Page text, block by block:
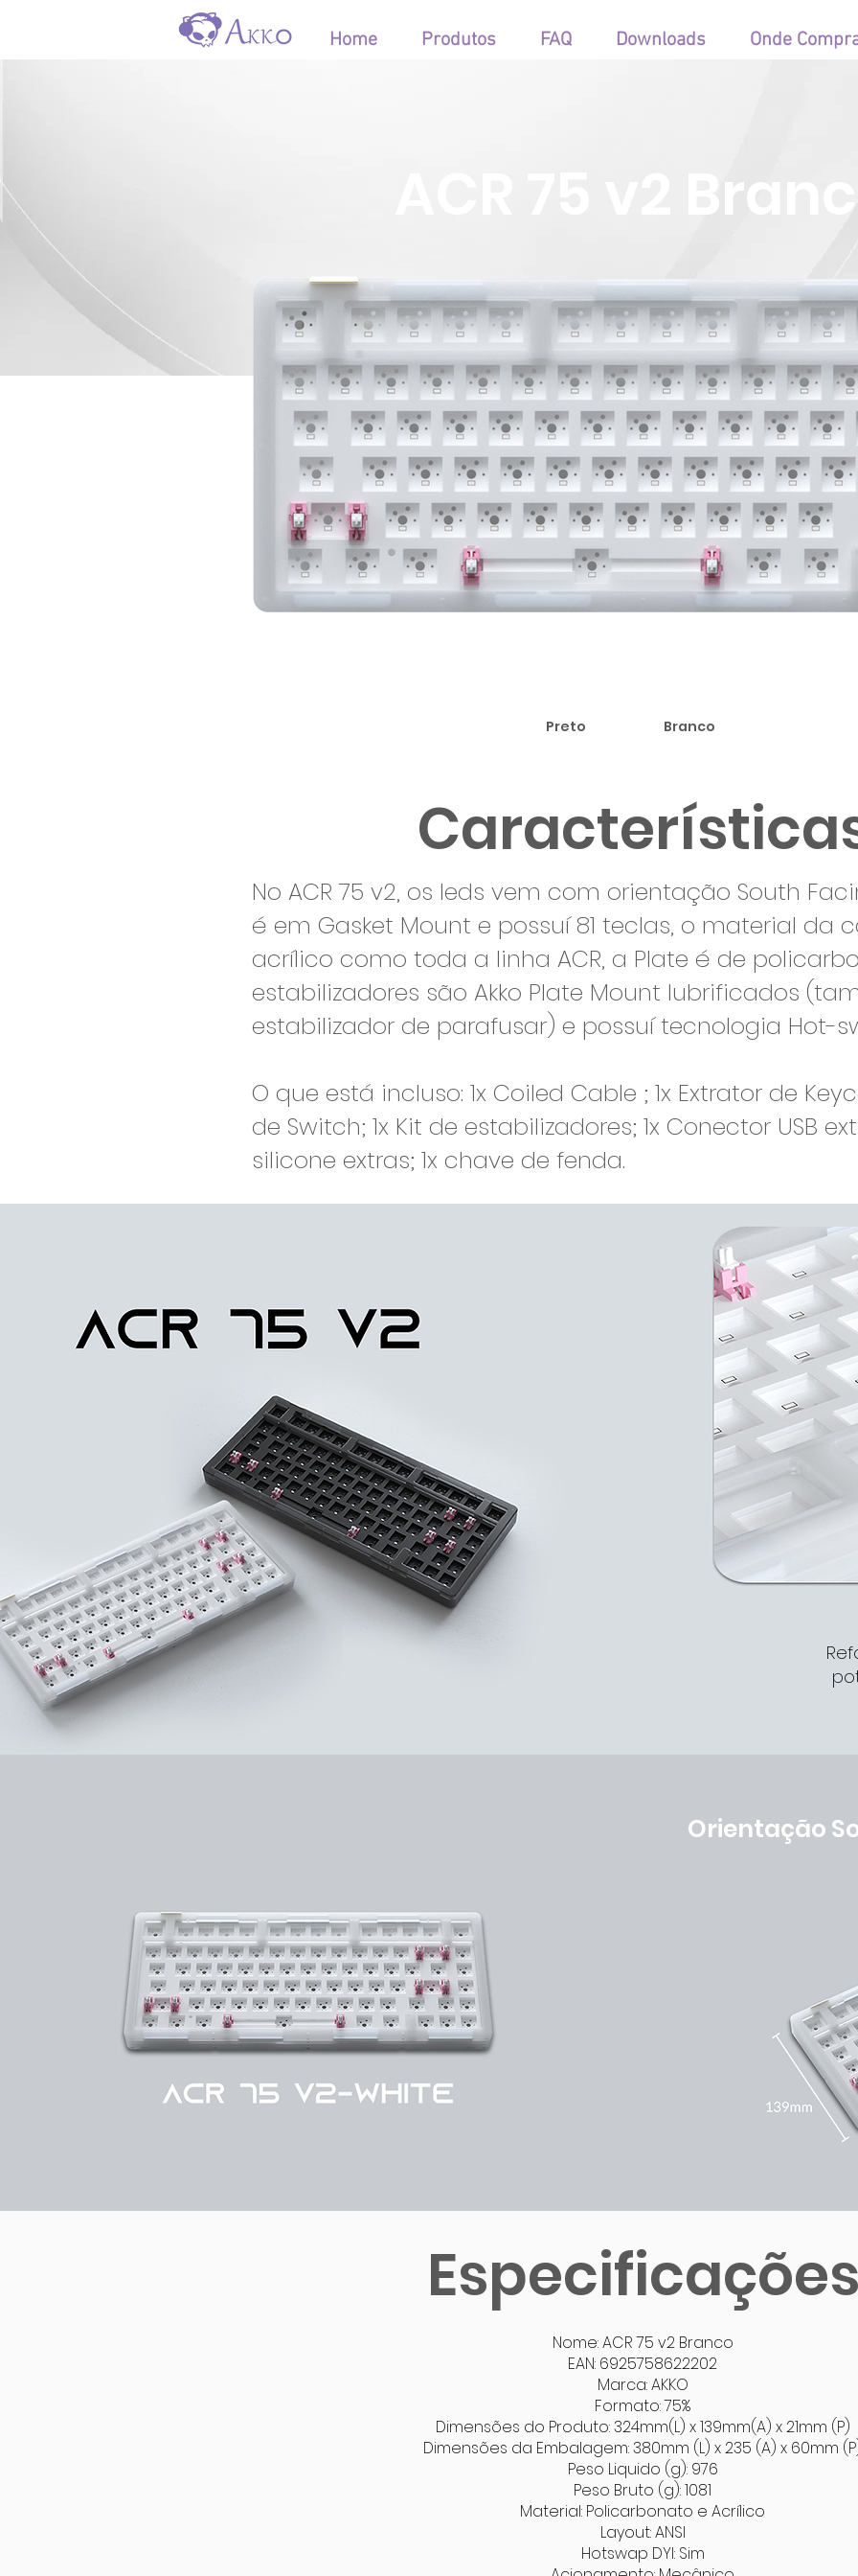
Home Produtos FAQ Downloads Onde
ACR 75 v2
Preto Branco
No ACR 75 v2, os leds vem com orientação South
é em Gasket Mount e possuí 81 teclas, o material da
acrílico como toda a linha ACR, a Plate é de
estabilizadores são Akko Plate Mount lubrificados
estabilizador de parafusar) e possuí tecnologia Hot-
O que está incluso: 1x Coiled Cable ; 1x Extrator de
de Switch; 1x Kit de estabilizadores; 1x Conector USB
silicone extras; 1x chave de fenda.
Orientação
Nome: ACR 75 v2 Branco
EAN: 6925758622202
Marca: AKKO
Formato: 75%
Dimensões do Produto: 324mm(L) x 139mm(A) x 21mm (P)
Dimensões da Embalagem: 380mm (L) x 235 (A) x 60mm
Peso Liquido (g): 976
Peso Bruto (g): 1081
Material: Policarbonato e Acrílico
Layout: ANSI
Hotswap DYI: Sim